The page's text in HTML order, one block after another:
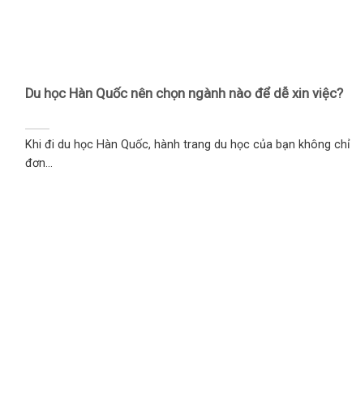
Du học Hàn Quốc nên chọn ngành nào để dễ xin việc?
Khi đi du học Hàn Quốc, hành trang du học của bạn không chỉ
đơn...